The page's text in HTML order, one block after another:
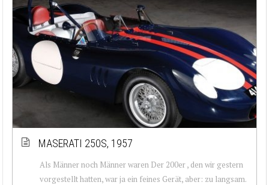
MASERATI 250S, 1957
Als Männer noch Männer waren Der 200er , den wir gestern
vorgestellt hatten, war ja ein feines Gerät, aber: zu langsam.